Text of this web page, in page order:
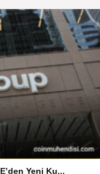
Yeni Ku...